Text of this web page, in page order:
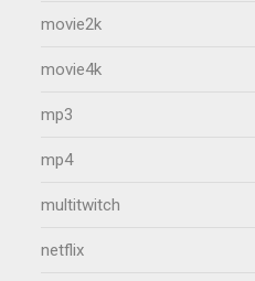
movie2k
movie4k
mp3
mp4
multitwitch
netflix